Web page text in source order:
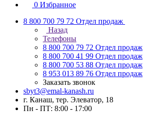
0 Избранное
8 800 700 79 72 Отдел продаж
Назад
Телефоны
8 800 700 79 72 Отдел продаж
8 800 700 41 99 Отдел продаж
8 800 700 53 88 Отдел продаж
8 953 013 89 76 Отдел продаж
Заказать звонок
sbyt3@emal-kanash.ru
г. Канаш, тер. Элеватор, 18
Пн - ПТ: 8:00 - 17:00